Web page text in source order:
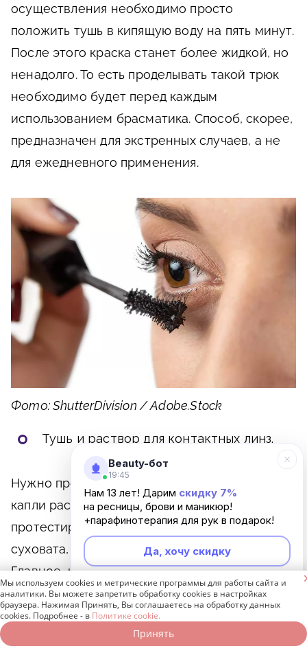
осуществления необходимо просто
положить тушь в кипящую воду на пять минут.
После этого краска станет более жидкой, но
ненадолго. То есть проделывать такой трюк
необходимо будет перед каждым
использованием брасматика. Способ, скорее,
предназначен для экстренных случаев, а не
для ежедневного применения.
Фото: ShutterDivision / Adobe.Stock
Тушь и раствор для контактных линз.
Нужно просто добавить в тюбик одну-две
капли раствора, перемешать. После этого
протестировать на руке. Если консистенция
суховата, то капнуть еще немного средства.
Главное, не переусердствовать. Этот способ
работает только один раз. То есть дважды
добавлять раствор для линз в одну и ту же
Beauty-бот
19:45
Нам 13 лет! Дарим скидку 7%
на ресницы, брови и маникюр!
+парафинотерапия для рук в подарок!
Да, хочу скидку
Неинтересно
Мы используем cookies и метрические программы для работы сайта и
аналитики. Вы можете запретить обработку cookies в настройках
браузера. Нажимая Принять, Вы соглашаетесь на обработку данных
cookies. Подробнее - в Политике cookie.
Принять